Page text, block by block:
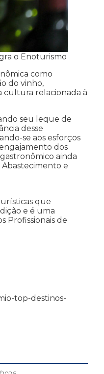
o Enoturismo
como
do vinho,
cultura relacionada à
seu leque de
desse
se aos esforços
dos
ainda
e
que
e é uma
Profissionais de
top-destinos-